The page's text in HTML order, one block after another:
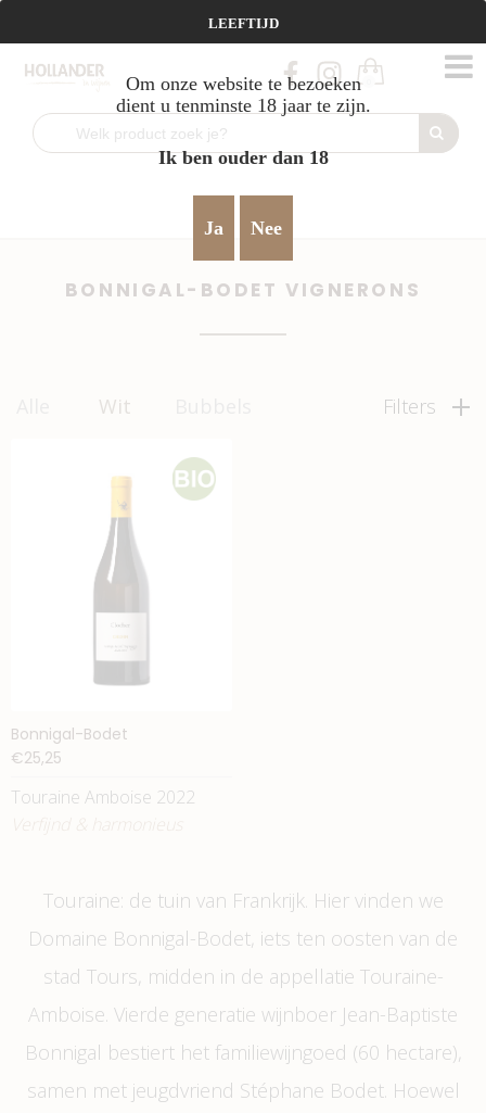
Vanaf €95 gratis verzending!
Bonnigal-Bodet Vignerons
BONNIGAL-BODET VIGNERONS
Wit Filters
Bonnigal-Bodet
€25,25
Touraine Amboise 2022
Touraine: de tuin van Frankrijk. Hier vinden we
Domaine Bonnigal-Bodet, iets ten oosten van de
stad Tours, midden in de appellatie Touraine-
Amboise. Vierde generatie wijnboer Jean-Baptiste
Bonnigal bestiert het familiewijngoed (60 hectare),
samen met jeugdvriend Stéphane Bodet. Hoewel
LEEFTIJD
Om onze website te bezoeken
dient u tenminste 18 jaar te zijn.
Ik ben ouder dan 18
Ja Nee